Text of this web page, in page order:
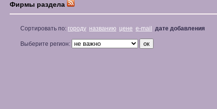
Фирмы раздела
Сортировать по: городу названию цене e-mail дате добавления
Выберите регион: